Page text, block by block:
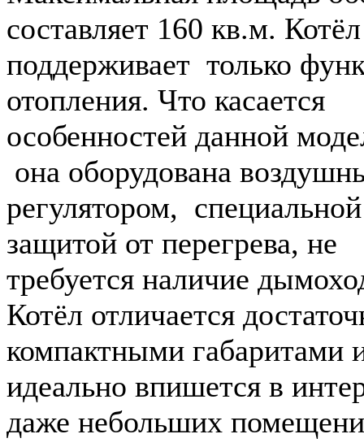
составляет 160 кв.м. Котёл
поддерживает только
отопления. Что касается
особенностей данной
она оборудована
регулятором, специальной
защитой от перегрева, не
требуется наличие
Котёл отличается
компактными габаритами
идеально впишется в
даже небольших